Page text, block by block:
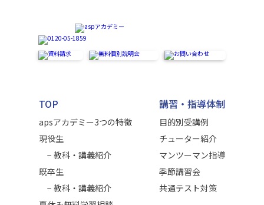
TOP
apsアカデミー3つの特徴
現役生
− 教科・講義紹介
既卒生
− 教科・講義紹介
講習・指導体制
目的別受講例
チューター紹介
マンツーマン指導
季節講習会
共通テスト対策